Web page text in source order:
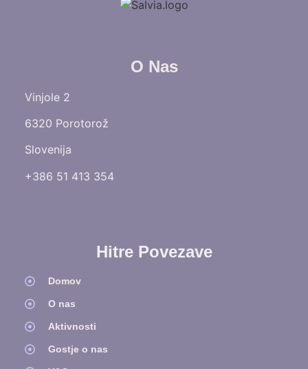
O Nas
Vinjole 2
6320 Porotorož
Slovenija
+386 51 413 354
Hitre Povezave
Domov
O nas
Aktivnosti
Gostje o nas